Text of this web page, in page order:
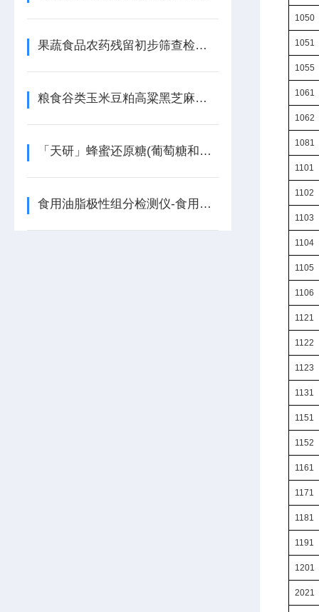
果蔬食品农药残留初步筛查检测用果蔬食品农药残留检测仪
粮食谷类玉米豆粕高粱黑芝麻大豆油菜籽饲料棉籽籼谷水分测定仪
「天研」蜂蜜还原糖(葡萄糖和果糖)检测仪-检测还原糖的仪器
食用油脂极性组分检测仪-食用油脂极性组分检测
1050
1051
1055
1061
1062
1081
1101
1102
1103
1104
1105
1106
1121
1122
1123
1131
1151
1152
1161
1171
1181
1191
1201
2021